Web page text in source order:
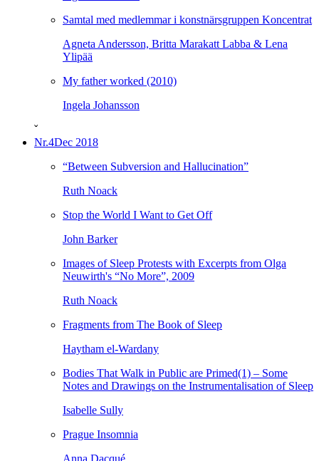
Samtal med medlemmar i konstnärsgruppen Koncentrat
Agneta Andersson, Britta Marakatt Labba & Lena
Ylipää
My father worked (2010)
Ingela Johansson
ˇ
Nr.4Dec 2018
“Between Subversion and Hallucination”
Ruth Noack
Stop the World I Want to Get Off
John Barker
Images of Sleep Protests with Excerpts from Olga
Neuwirth's “No More”, 2009
Ruth Noack
Fragments from The Book of Sleep
Haytham el-Wardany
Bodies That Walk in Public are Primed(1) – Some
Notes and Drawings on the Instrumentalisation of Sleep
Isabelle Sully
Prague Insomnia
Anna Dacqué